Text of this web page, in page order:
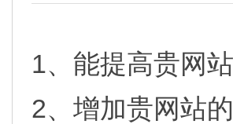
1、能提高贵网
2、增加贵网站